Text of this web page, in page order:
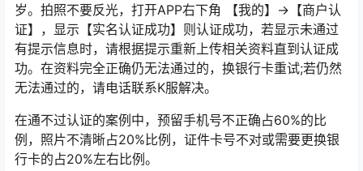
岁。拍照不要反光，打开APP右下角 【我的】→【商户认
证】，显示【实名认证成功】则认证成功，若显示未通过
有提示信息时，请根据提示重新上传相关资料直到认证成
功。在资料完全正确仍无法通过的，换银行卡重试;若仍然
无法通过的，请电话联系K服解决。
在通不过认证的案例中，预留手机号不正确占60%的比
例，照片不清晰占20%比例，证件卡号不对或需要更换银
行卡的占20%左右比例。